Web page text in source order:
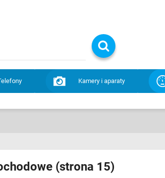
Kamery i aparaty
(strona 15)